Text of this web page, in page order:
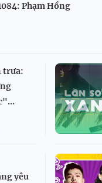
Phạm Hồng
trưa:
yêu